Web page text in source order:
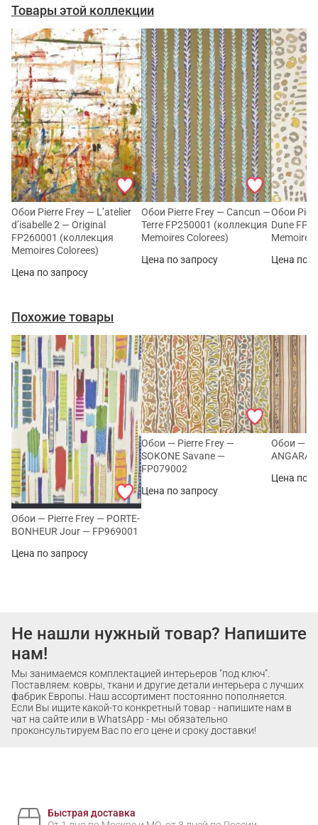
Товары этой коллекции
Обои Pierre Frey — L’atelier
d’isabelle 2 — Original
FP260001 (коллекция
Memoires Colorees)
Цена по запросу
Обои Pierre Frey — Cancun —
Terre FP250001 (коллекция
Memoires Colorees)
Цена по запросу
Обои
Dune
Memoires
Цена по
Похожие товары
Обои — Pierre Frey — PORTE-
BONHEUR Jour — FP969001
Цена по запросу
Обои — Pierre Frey —
SOKONE Savane —
FP079002
Цена по запросу
Обои —
ANGARA
Цена по
Не нашли нужный товар? Напишите
нам!
Мы занимаемся комплектацией интерьеров "под ключ".
Поставляем: ковры, ткани и другие детали интерьера с лучших
фабрик Европы. Наш ассортимент постоянно пополняется.
Если Вы ищите какой-то конкретный товар - напишите нам в
чат на сайте или в WhatsApp - мы обязательно
проконсультируем Вас по его цене и сроку доставки!
Быстрая доставка